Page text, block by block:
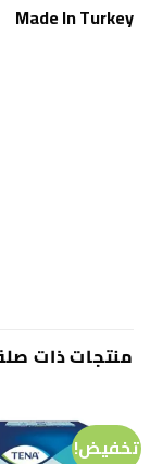
Made In Turkey
منتجات ذات
تخفيض!